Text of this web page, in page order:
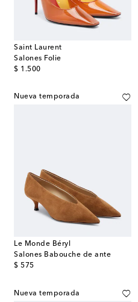
Saint Laurent
Salones Folie
$ 1.500
original price
Nueva temporada
Le Monde Béryl
Salones Babouche de ante
$ 575
original price
Nueva temporada